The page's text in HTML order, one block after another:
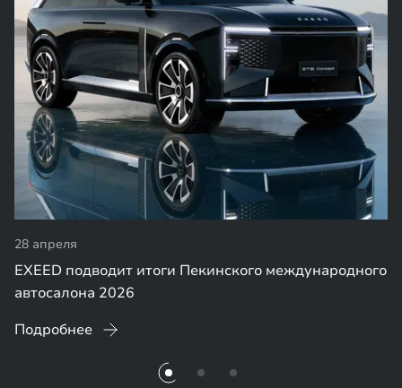
28 апреля
EXEED подводит итоги Пекинского международного
автосалона 2026
Подробнее